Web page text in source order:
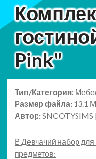
Pink"
Тип/Категория:
Размер файла: 13.1
Автор:SNOOTYSIMS
В Девчачий набор для
предметов: